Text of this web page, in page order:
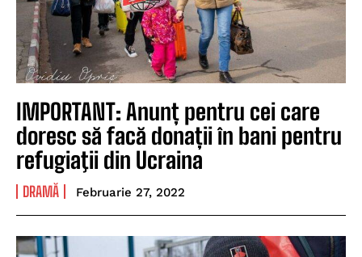
IMPORTANT: Anunț pentru cei care
doresc să facă donații în bani pentru
refugiaţii din Ucraina
DRAMĂ Februarie 27, 2022